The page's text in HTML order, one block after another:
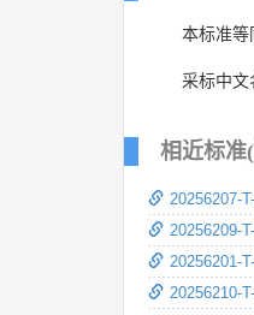
本标准等
采标中文
相近标准
20256207-
20256209-
20256201-
20256210-